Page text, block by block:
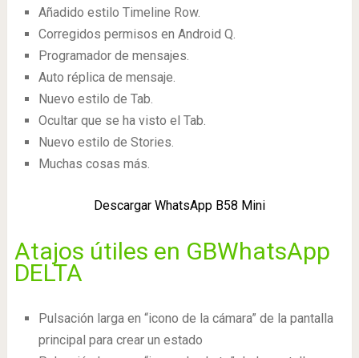
Añadido estilo Timeline Row.
Corregidos permisos en Android Q.
Programador de mensajes.
Auto réplica de mensaje.
Nuevo estilo de Tab.
Ocultar que se ha visto el Tab.
Nuevo estilo de Stories.
Muchas cosas más.
Descargar WhatsApp B58 Mini
Atajos útiles en GBWhatsApp
DELTA
Pulsación larga en “icono de la cámara” de la pantalla
principal para crear un estado